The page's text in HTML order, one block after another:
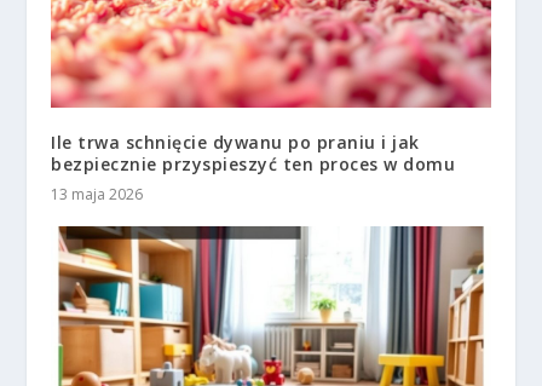
Ile trwa schnięcie dywanu po praniu i jak
bezpiecznie przyspieszyć ten proces w domu
13 maja 2026